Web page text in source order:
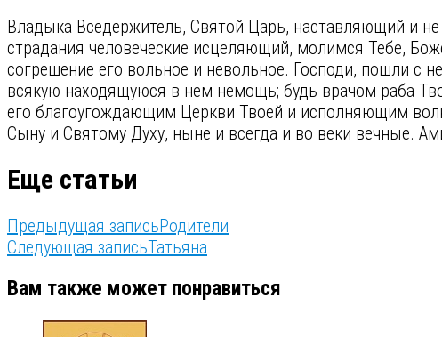
Владыка Вседержитель, Святой Царь, наставляющий и
страдания человеческие исцеляющий, молимся Тебе,
согрешение его вольное и невольное. Господи, пошли с
всякую находящуюся в нем немощь; будь врачом раба
его благоугождающим Церкви Твоей и исполняющим
Сыну и Святому Духу, ныне и всегда и во веки вечные.
Еще статьи
Предыдущая записьРодители
Следующая записьТатьяна
Вам также может понравиться